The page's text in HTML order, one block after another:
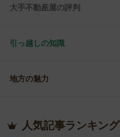
大手不動産屋の評判
引っ越しの知識
地方の魅力
人気記事ランキング